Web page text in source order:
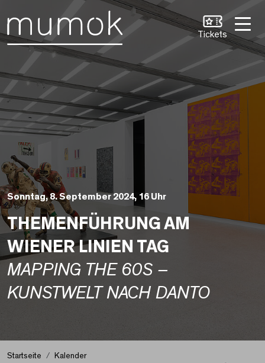
Tickets
Sonntag, 8. September 2024, 16 Uhr
THEMENFÜHRUNG AM
WIENER LINIEN TAG
MAPPING THE 60S –
KUNSTWELT NACH DANTO
Startseite
Kalender